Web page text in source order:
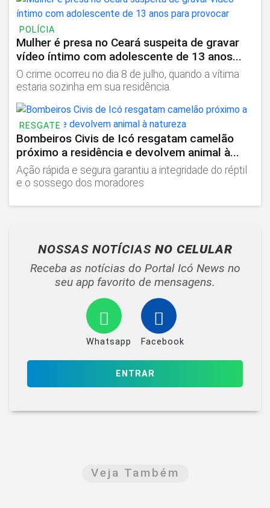
POLÍCIA
Mulher é presa no Ceará suspeita de gravar
vídeo íntimo com adolescente de 13 anos...
O crime ocorreu no dia 8 de julho, quando a vítima
estaria sozinha em sua residência.
RESGATE
Bombeiros Civis de Icó resgatam camelão
próximo a residência e devolvem animal à...
Ação rápida e segura garantiu a integridade do réptil
e o sossego dos moradores
NOSSAS NOTÍCIAS NO CELULAR
Receba as notícias do Portal Icó News no
seu app favorito de mensagens.
Whatsapp Facebook
ENTRAR
Veja Também